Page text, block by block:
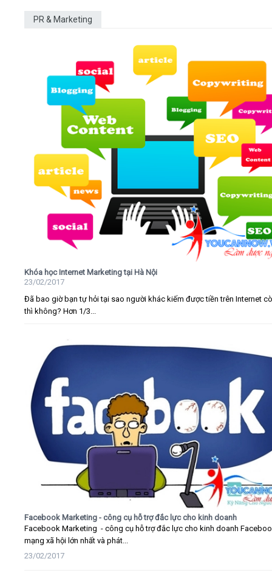
PR & Marketing
Khóa học Internet Marketing tại Hà Nội
23/02/2017
Đã bao giờ bạn tự hỏi tại sao người khác kiếm được tiền trên Internet
thì không? Hơn 1/3...
Facebook Marketing - công cụ hỗ trợ đắc lực cho kinh doanh
Facebook Marketing - công cụ hỗ trợ đắc lực cho kinh doanh
mạng xã hội lớn nhất và phát...
23/02/2017